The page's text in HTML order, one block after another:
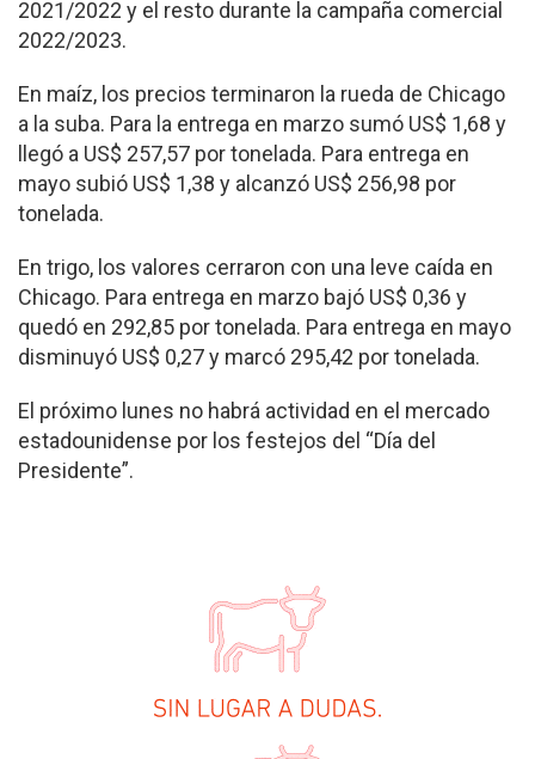
2021/2022 y el resto durante la campaña comercial
2022/2023.
En maíz, los precios terminaron la rueda de Chicago
a la suba. Para la entrega en marzo sumó US$ 1,68 y
llegó a US$ 257,57 por tonelada. Para entrega en
mayo subió US$ 1,38 y alcanzó US$ 256,98 por
tonelada.
En trigo, los valores cerraron con una leve caída en
Chicago. Para entrega en marzo bajó US$ 0,36 y
quedó en 292,85 por tonelada. Para entrega en mayo
disminuyó US$ 0,27 y marcó 295,42 por tonelada.
El próximo lunes no habrá actividad en el mercado
estadounidense por los festejos del “Día del
Presidente”.